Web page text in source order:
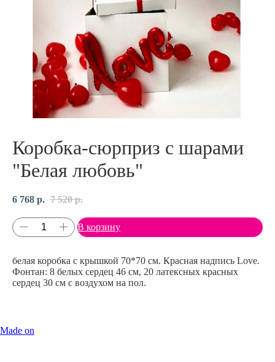
Коробка-сюрприз с шарами
"Белая любовь"
6 768 р. 7 520 р.
В корзину
белая коробка с крышкой 70*70 см. Красная надпись Love.
Фонтан: 8 белых сердец 46 см, 20 латексных красных
сердец 30 см с воздухом на пол.
Made on